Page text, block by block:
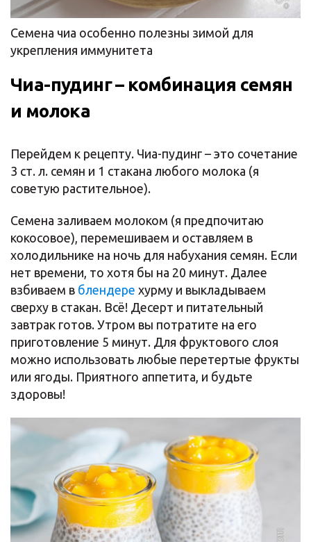
Семена чиа особенно полезны зимой для
укрепления иммунитета
Чиа-пудинг – комбинация семян
и молока
Перейдем к рецепту. Чиа-пудинг – это сочетание
3 ст. л. семян и 1 стакана любого молока (я
советую растительное).
Семена заливаем молоком (я предпочитаю
кокосовое), перемешиваем и оставляем в
холодильнике на ночь для набухания семян. Если
нет времени, то хотя бы на 20 минут. Далее
взбиваем в блендере хурму и выкладываем
сверху в стакан. Всё! Десерт и питательный
завтрак готов. Утром вы потратите на его
приготовление 5 минут. Для фруктового слоя
можно использовать любые перетертые фрукты
или ягоды. Приятного аппетита, и будьте
здоровы!